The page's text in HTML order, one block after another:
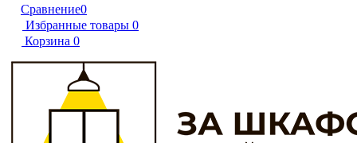
Сравнение0
Избранные товары 0
Корзина 0